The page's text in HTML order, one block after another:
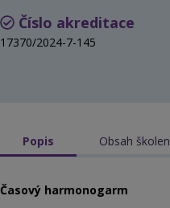
Číslo akreditace
17370/2024-7-145
Popis Obsah
Časový harmonogarm